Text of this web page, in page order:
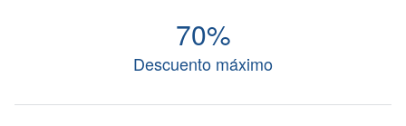
Descuento máximo
70%